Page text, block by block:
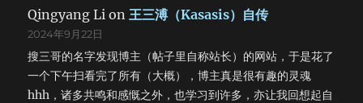
Qingyang Li on 王三溥（Kasasis）自传
2024年9月22日
搜三哥的名字发现博主（帖子里自称站长）的网站，于是花了
一个下午扫看完了所有（大概），博主真是很有趣的灵魂
hhh，诸多共鸣和感慨之外，也学习到许多，亦让我回想起自